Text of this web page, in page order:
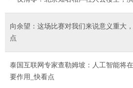
向余望：这场比赛对我们来说意义重大
点
泰国互联网专家查勒姆坡：人工智能将
要作用_快看点